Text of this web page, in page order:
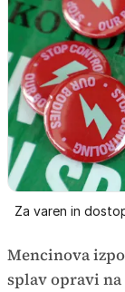
Za varen in
Mencinova
splav opravi na